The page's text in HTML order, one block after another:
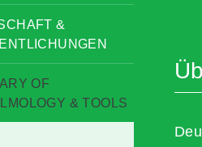
&
OF
& TOOLS